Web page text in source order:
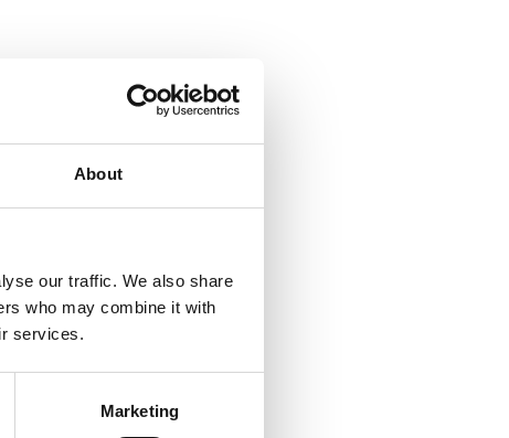
About
our traffic. We also share
who may combine it with
services.
Marketing